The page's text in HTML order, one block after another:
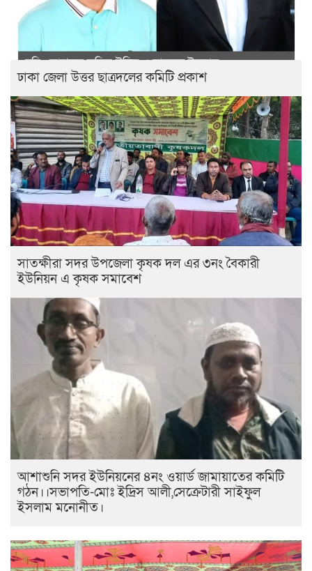
ঢাকা জেলা উত্তর ছাত্রদলের কমিটি প্রকাশ
সাতক্ষীরা সদর উপজেলা কৃষক দল এর ৩নং বৈকারী
ইউনিয়ন এ কৃষক সমাবেশ
আশাশুনি সদর ইউনিয়নের ৪নং ওয়ার্ড জামায়াতের কমিটি
গঠন।।সভাপতি-মোঃ ইদ্রিস আলী,সেক্রেটারী সাইফুল
ইসলাম মনোনীত।